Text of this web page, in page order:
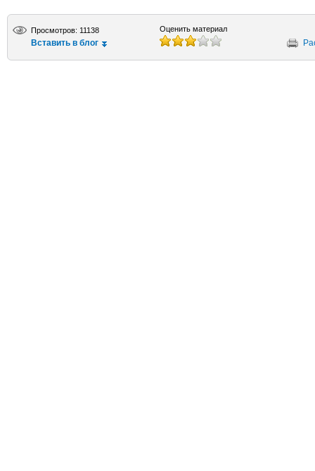
Просмотров: 11138
Вставить в блог
Оценить материал